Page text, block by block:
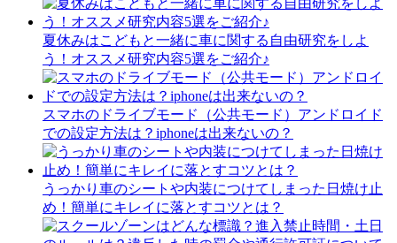
夏休みはこどもと一緒に車に関する自由研究をしよ
う！オススメ研究内容5選をご紹介♪
スマホのドライブモード（公共モード）アンドロイド
での設定方法は？iphoneは出来ないの？
うっかり車のシートや内装につけてしまった日焼け止
め！簡単にキレイに落とすコツとは？